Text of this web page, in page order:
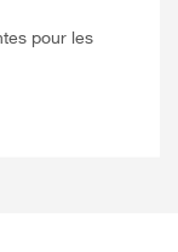
pour les